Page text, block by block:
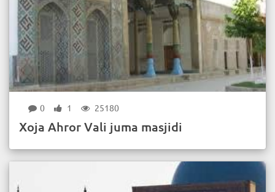
0 1 25180
Xoja Ahror Vali juma masjidi